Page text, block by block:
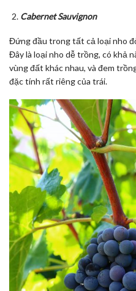
Cabernet Sauvignon
Đứng đầu trong tất cả loại nho
Đây là loại nho dễ trồng, có khả
vùng đất khác nhau, và đem
đặc tính rất riêng của trái.